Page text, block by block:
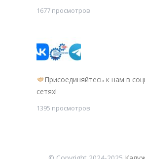
1677 просмотров
Присоединяйтесь к нам в
сетях!
1395 просмотров